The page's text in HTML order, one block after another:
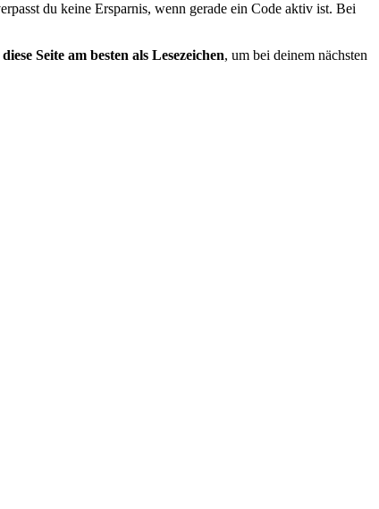
du keine Ersparnis, wenn gerade ein Code aktiv ist. Bei
Seite am besten als Lesezeichen, um bei deinem nächsten